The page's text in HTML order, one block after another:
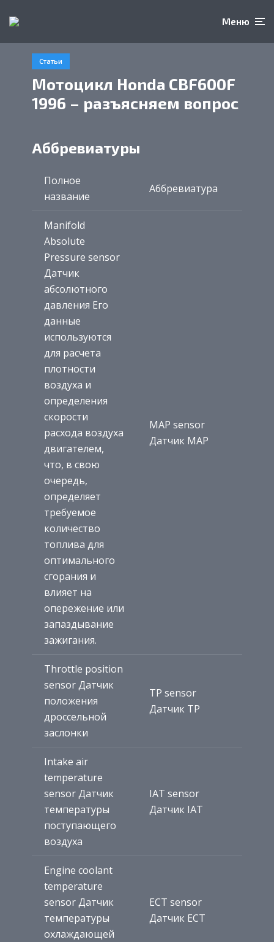
Меню
Статьи
Мотоцикл Honda CBF600F
1996 – разъясняем вопрос
Аббревиатуры
Полное
название
Аббревиатура
Manifold
Absolute
Pressure sensor
Датчик
абсолютного
давления Его
данные
используются
для расчета
плотности
воздуха и
определения
скорости
расхода воздуха
двигателем,
что, в свою
очередь,
определяет
требуемое
количество
топлива для
оптимального
сгорания и
влияет на
опережение или
запаздывание
зажигания.
MAP sensor
Датчик MAP
Throttle position
sensor Датчик
положения
дроссельной
заслонки
TP sensor
Датчик TP
Intake air
temperature
sensor Датчик
температуры
поступающего
воздуха
IAT sensor
Датчик IAT
Engine coolant
temperature
sensor Датчик
температуры
охлаждающей
ECT sensor
Датчик ECT